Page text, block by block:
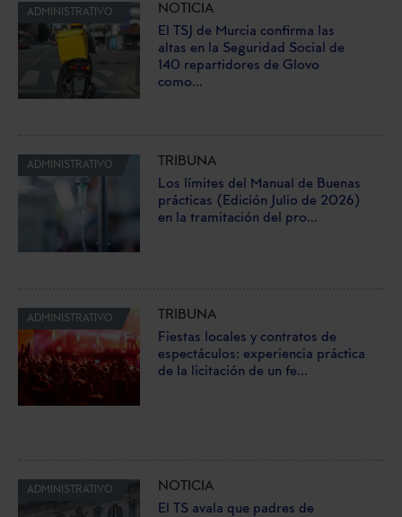
ADMINISTRATIVO
NOTICIA
El TSJ de Murcia confirma las
altas en la Seguridad Social de
140 repartidores de Glovo
como...
ADMINISTRATIVO
TRIBUNA
Los límites del Manual de Buenas
prácticas (Edición Julio de 2026)
en la tramitación del pro...
ADMINISTRATIVO
TRIBUNA
Fiestas locales y contratos de
espectáculos: experiencia práctica
de la licitación de un fe...
ADMINISTRATIVO
NOTICIA
El TS avala que padres de